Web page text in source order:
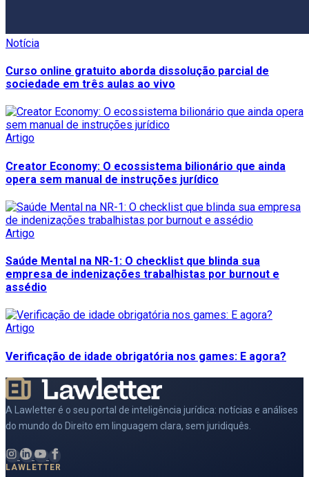
Notícia
Curso online gratuito aborda dissolução parcial de
sociedade em três aulas ao vivo
Artigo
Creator Economy: O ecossistema bilionário que ainda
opera sem manual de instruções jurídico
Artigo
Saúde Mental na NR-1: O checklist que blinda sua
empresa de indenizações trabalhistas por burnout e
assédio
Artigo
Verificação de idade obrigatória nos games: E agora?
A Lawletter é o seu portal de inteligência jurídica: notícias e análises
do mundo do Direito em linguagem clara, sem juridiquês.
LAWLETTER